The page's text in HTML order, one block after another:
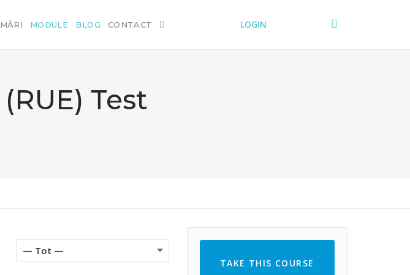
MODULE BLOG CONTACT LOGIN
Test
TAKE THIS COURSE